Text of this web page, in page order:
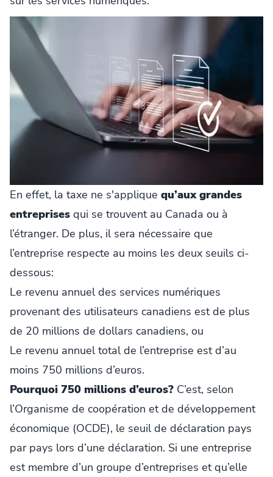
En effet, la taxe ne s'applique qu’aux grandes
entreprises qui se trouvent au Canada ou à
l’étranger. De plus, il sera nécessaire que
l’entreprise respecte au moins les deux seuils ci-
dessous:
Le revenu annuel des services numériques
provenant des utilisateurs canadiens est de plus
de 20 millions de dollars canadiens, ou
Le revenu annuel total de l’entreprise est d’au
moins 750 millions d’euros.
Pourquoi 750 millions d’euros? C’est, selon
l’Organisme de coopération et de développement
économique (OCDE), le seuil de déclaration pays
par pays lors d’une déclaration. Si une entreprise
est membre d’un groupe d’entreprises et qu’elle